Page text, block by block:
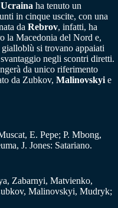
Ucraina ha tenuto un
in cinque uscite, con una
da Rebrov, infatti, ha
la Macedonia del Nord e,
si trovano appaiati
negli scontri diretti.
da unico riferimento
da Zubkov, Malinovskyi e
E. Pepe; P. Mbong,
J. Jones: Satariano.
Zabarnyi, Matvienko,
Malinovskyi, Mudryk;